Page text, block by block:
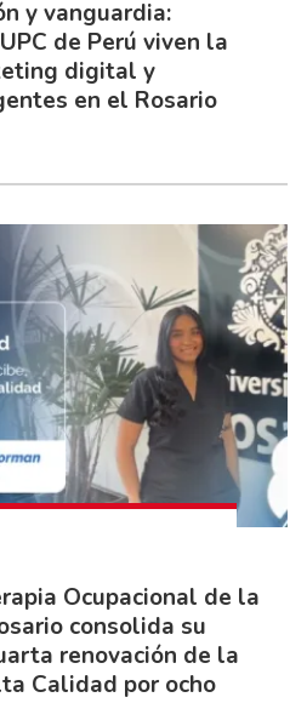
y vanguardia:
de Perú viven la
digital y
en el Rosario
Ocupacional de la
consolida su
renovación de la
Calidad por ocho